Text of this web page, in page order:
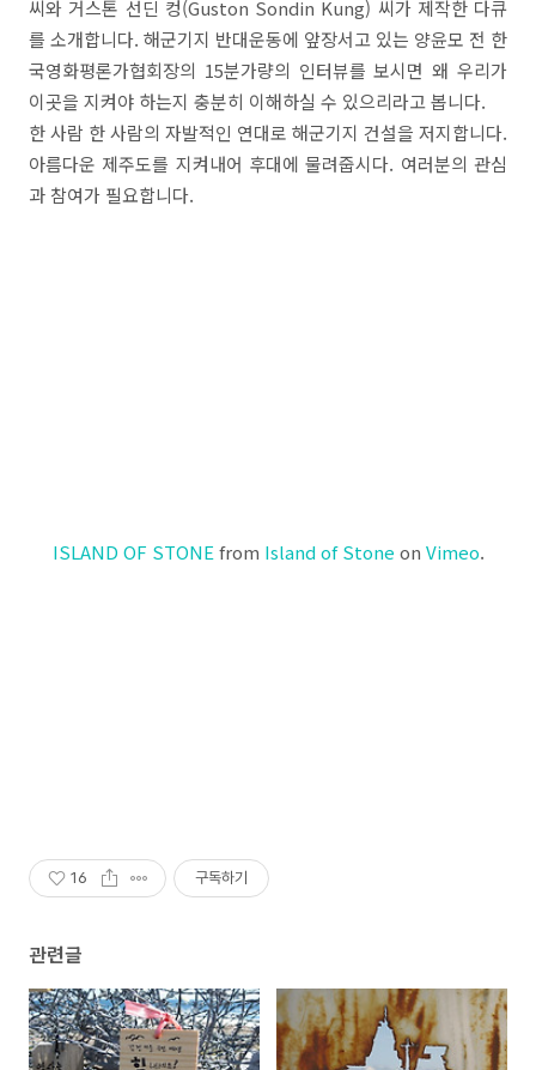
씨와 거스톤 선딘 컹(Guston Sondin Kung) 씨가 제작한 다큐
를 소개합니다. 해군기지 반대운동에 앞장서고 있는 양윤모 전 한
국영화평론가협회장의 15분가량의 인터뷰를 보시면 왜 우리가
이곳을 지켜야 하는지 충분히 이해하실 수 있으리라고 봅니다.
한 사람 한 사람의 자발적인 연대로 해군기지 건설을 저지합니다.
아름다운 제주도를 지켜내어 후대에 물려줍시다. 여러분의 관심
과 참여가 필요합니다.
ISLAND OF STONEfrom Island of Stone on Vimeo.
16 구독하기
관련글